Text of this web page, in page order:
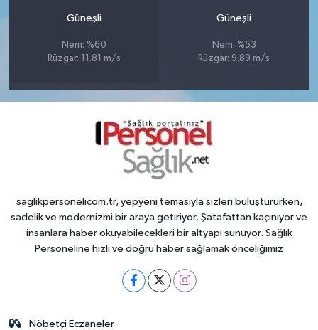
Güneşli
Nem: %60
Rüzgar: 11.81 m/s
Güneşli
Nem: %53
Rüzgar: 9.89 m/s
saglikpersonelicom.tr, yepyeni temasıyla sizleri buluştururken,
sadelik ve modernizmi bir araya getiriyor. Şatafattan kaçınıyor ve
insanlara haber okuyabilecekleri bir altyapı sunuyor. Sağlık
Personeline hızlı ve doğru haber sağlamak önceliğimiz
Nöbetçi Eczaneler